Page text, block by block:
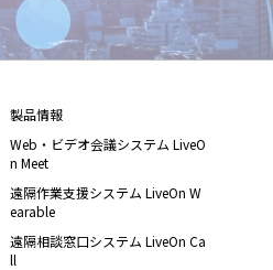
製品情報
Web・ビデオ会議システム LiveO
n Meet
遠隔作業支援システム LiveOn W
earable
遠隔相談窓口システム LiveOn Ca
ll